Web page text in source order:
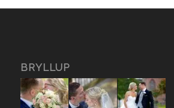
BRYLLUP